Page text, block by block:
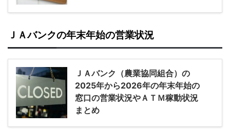
ＪＡバンクの年末年始の営業状況
ＪＡバンク（農業協同組合）の
2025年から2026年の年末年始の
窓口の営業状況やＡＴＭ稼動状況
まとめ